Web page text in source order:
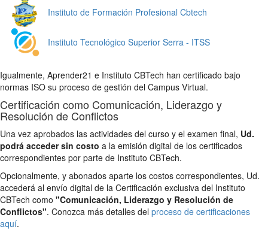
Instituto de Formación Profesional Cbtech
Instituto Tecnológico Superior Serra - ITSS
Igualmente, Aprender21 e Instituto CBTech han certificado bajo
normas ISO su proceso de gestión del Campus Virtual.
Certificación como Comunicación, Liderazgo y
Resolución de Conflictos
Una vez aprobados las actividades del curso y el examen final, Ud.
podrá acceder sin costo a la emisión digital de los certificados
correspondientes por parte de Instituto CBTech.
Opcionalmente, y abonados aparte los costos correspondientes, Ud.
accederá al envío digital de la Certificación exclusiva del Instituto
CBTech como "Comunicación, Liderazgo y Resolución de
Conflictos". Conozca más detalles del proceso de certificaciones
aquí.